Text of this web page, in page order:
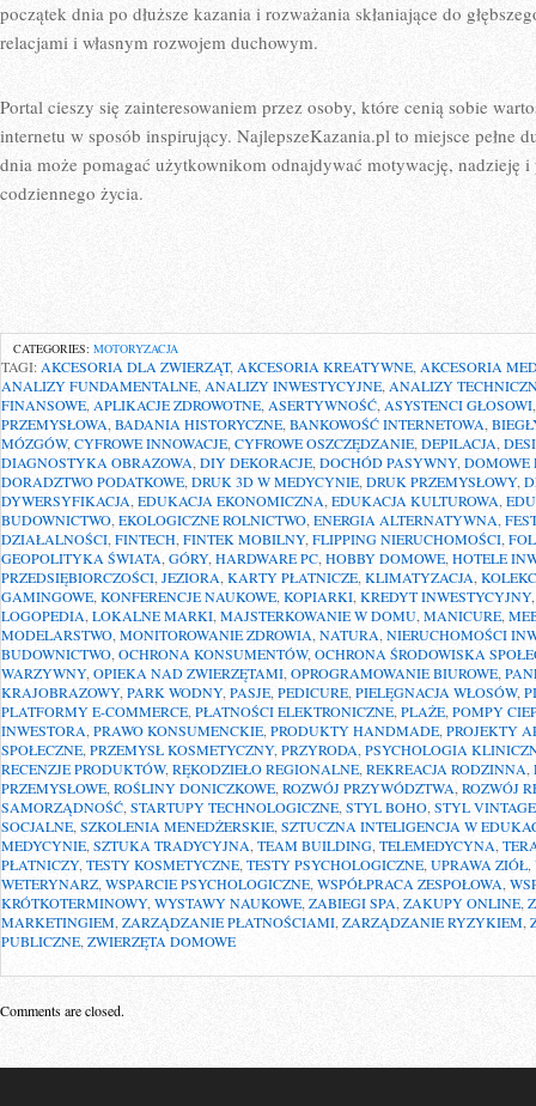
początek dnia po dłuższe kazania i rozważania skłaniające do
relacjami i własnym rozwojem duchowym.
Portal cieszy się zainteresowaniem przez osoby, które cenią sobie
internetu w sposób inspirujący. NajlepszeKazania.pl to miejsce pełne
dnia może pomagać użytkownikom odnajdywać motywację, nadzieję
codziennego życia.
CATEGORIES: MOTORYZACJA
TAGI: AKCESORIA DLA ZWIERZĄT, AKCESORIA KREATYWNE AKCESORIA
ANALIZY FUNDAMENTALNE ANALIZY INWESTYCYJNE, ANALIZY
FINANSOWE APLIKACJE ZDROWOTNE, ASERTYWNOŚĆ ASYSTENCI GŁOSOWI
PRZEMYSŁOWA, BADANIA HISTORYCZNE, BANKOWOŚĆ INTERNETOWA,
MÓZGÓW, CYFROWE INNOWACJE CYFROWE OSZCZĘDZANIE, DEPILACJA
DIAGNOSTYKA OBRAZOWA DIY DEKORACJE DOCHÓD PASYWNY, DOMOWE
DORADZTWO PODATKOWE DRUK 3D W MEDYCYNIE, DRUK PRZEMYSŁOWY,
DYWERSYFIKACJA EDUKACJA EKONOMICZNA, EDUKACJA KULTUROWA
BUDOWNICTWO EKOLOGICZNE ROLNICTWO, ENERGIA ALTERNATYWNA,
DZIAŁALNOŚCI FINTECH FINTEK MOBILNY, FLIPPING NIERUCHOMOŚCI
GEOPOLITYKA ŚWIATA GÓRY, HARDWARE PC HOBBY DOMOWE HOTELE
PRZEDSIĘBIORCZOŚCI, JEZIORA KARTY PŁATNICZE KLIMATYZACJA
GAMINGOWE, KONFERENCJE NAUKOWE, KOPIARKI, KREDYT INWESTYCYJNY
LOGOPEDIA, LOKALNE MARKI MAJSTERKOWANIE W DOMU, MANICURE
MODELARSTWO MONITOROWANIE ZDROWIA, NATURA, NIERUCHOMOŚCI
BUDOWNICTWO OCHRONA KONSUMENTÓW, OCHRONA ŚRODOWISKA
WARZYWNY, OPIEKA NAD ZWIERZĘTAMI OPROGRAMOWANIE BIUROWE
KRAJOBRAZOWY, PARK WODNY, PASJE PEDICURE, PIELĘGNACJA WŁOSÓW,
PLATFORMY E-COMMERCE PŁATNOŚCI ELEKTRONICZNE PLAŻE POMPY
INWESTORA PRAWO KONSUMENCKIE PRODUKTY HANDMADE, PROJEKTY
SPOŁECZNE, PRZEMYSŁ KOSMETYCZNY, PRZYRODA PSYCHOLOGIA
RECENZJE PRODUKTÓW, RĘKODZIEŁO REGIONALNE REKREACJA RODZINNA
PRZEMYSŁOWE ROŚLINY DONICZKOWE ROZWÓJ PRZYWÓDZTWA ROZWÓJ
SAMORZĄDNOŚĆ STARTUPY TECHNOLOGICZNE, STYL BOHO STYL VINTAGE
SOCJALNE SZKOLENIA MENEDŻERSKIE SZTUCZNA INTELIGENCJA W
MEDYCYNIE SZTUKA TRADYCYJNA, TEAM BUILDING, TELEMEDYCYNA
PŁATNICZY, TESTY KOSMETYCZNE TESTY PSYCHOLOGICZNE, UPRAWA ZIÓŁ
WETERYNARZ WSPARCIE PSYCHOLOGICZNE WSPÓŁPRACA ZESPOŁOWA,
KRÓTKOTERMINOWY, WYSTAWY NAUKOWE ZABIEGI SPA ZAKUPY ONLINE
MARKETINGIEM ZARZĄDZANIE PŁATNOŚCIAMI ZARZĄDZANIE RYZYKIEM
PUBLICZNE, ZWIERZĘTA DOMOWE
Comments are closed.